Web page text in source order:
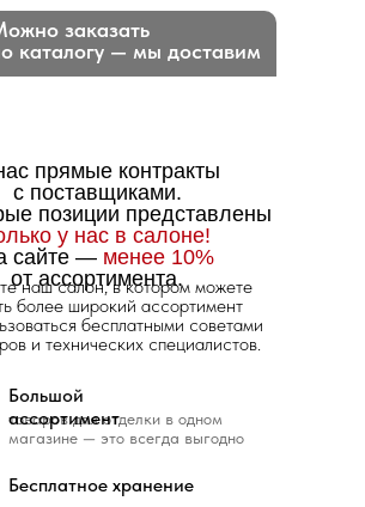
заказать
каталогу — мы доставим
Бесплатное хранение
товаров для отделки в одном
магазине — это всегда выгодно
Большой
ассортимент
прямые контракты
с поставщиками.
позиции представлены
у нас в салоне!
сайте — менее 10%
от ассортимента.
наш салон, в котором можете
более широкий ассортимент
бесплатными советами
и технических специалистов.